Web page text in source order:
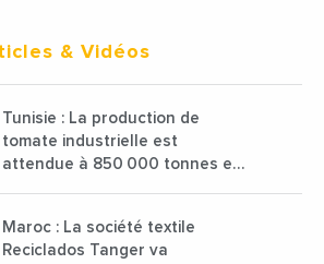
& Vidéos
Tunisie : La production de
tomate industrielle est
attendue à 850 000 tonnes en
Maroc : La société textile
Reciclados Tanger va